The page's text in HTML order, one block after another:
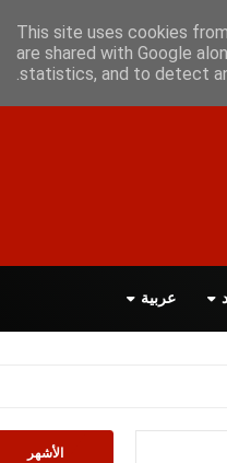
عربية
الأشهر
This site uses cookies
are shared with Google
statistics, and to detect